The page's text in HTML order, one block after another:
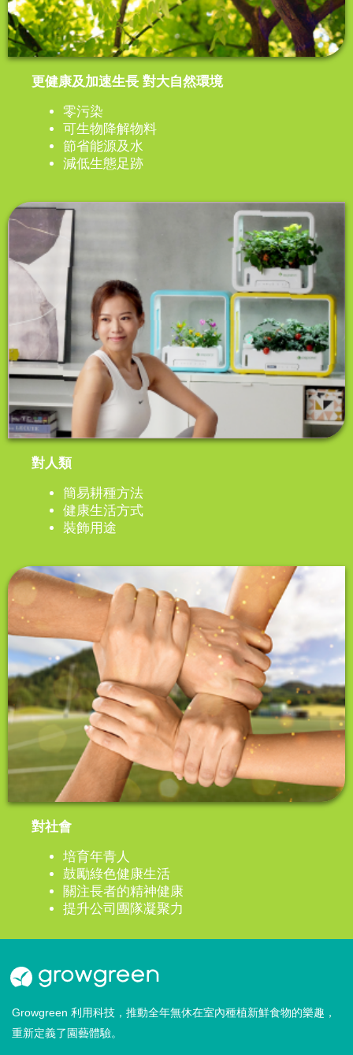
更健康及加速生長 對大自然環境
零污染
可生物降解物料
節省能源及水
減低生態足跡
對人類
簡易耕種方法
健康生活方式
裝飾用途
對社會
培育年青人
鼓勵綠色健康生活
關注長者的精神健康
提升公司團隊凝聚力
Growgreen 利用科技，推動全年無休在室內種植新鮮食物的樂趣，
重新定義了園藝體驗。